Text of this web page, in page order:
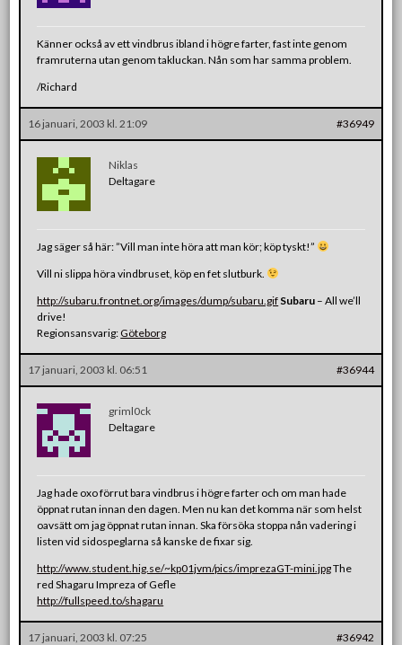
Känner också av ett vindbrus ibland i högre farter, fast inte genom
framruterna utan genom takluckan. Nån som har samma problem.
/Richard
16 januari, 2003 kl. 21:09 #36949
Niklas
Deltagare
Jag säger så här: ”Vill man inte höra att man kör; köp tyskt!”
Vill ni slippa höra vindbruset, köp en fet slutburk.
http://subaru.frontnet.org/images/dump/subaru.gif Subaru – All we’ll
drive!
Regionsansvarig: Göteborg
17 januari, 2003 kl. 06:51 #36944
griml0ck
Deltagare
Jag hade oxo förrut bara vindbrus i högre farter och om man hade
öppnat rutan innan den dagen. Men nu kan det komma när som helst
oavsätt om jag öppnat rutan innan. Ska försöka stoppa nån vadering i
listen vid sidospeglarna så kanske de fixar sig.
http://www.student.hig.se/~kp01jvm/pics/imprezaGT-mini.jpgThe
red Shagaru Impreza of Gefle
http://fullspeed.to/shagaru
17 januari, 2003 kl. 07:25 #36942